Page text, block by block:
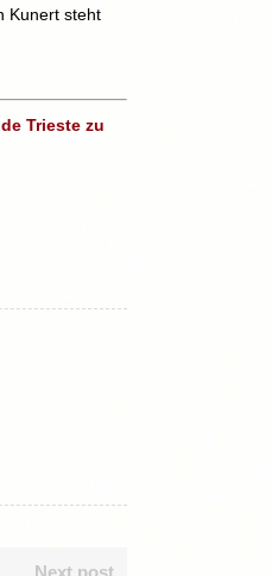
Kunert steht
Trieste zu
Next post